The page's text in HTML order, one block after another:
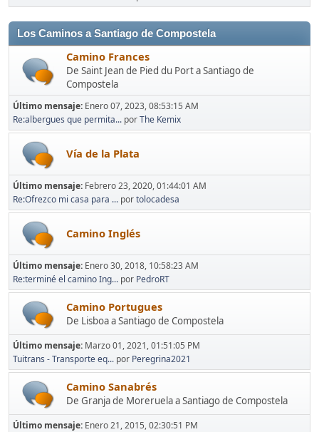
Los Caminos a Santiago de Compostela
Camino Frances
De Saint Jean de Pied du Port a Santiago de
Compostela
Último mensaje: Enero 07, 2023, 08:53:15 AM
Re:albergues que permita... porThe Kemix
Vía de la Plata
Último mensaje: Febrero 23, 2020, 01:44:01 AM
Re:Ofrezco mi casa para ... portolocadesa
Camino Inglés
Último mensaje: Enero 30, 2018, 10:58:23 AM
Re:terminé el camino Ing... por PedroRT
Camino Portugues
De Lisboa a Santiago de Compostela
Último mensaje: Marzo 01, 2021, 01:51:05 PM
Tuitrans - Transporte eq... por Peregrina2021
Camino Sanabrés
De Granja de Moreruela a Santiago de Compostela
Último mensaje: Enero 21, 2015, 02:30:51 PM